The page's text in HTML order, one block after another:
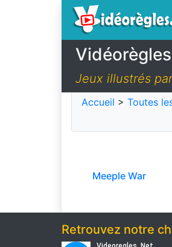
Vidéorègles
Jeux illustrés
Accueil > Toutes
Meeple War
Retrouvez notre